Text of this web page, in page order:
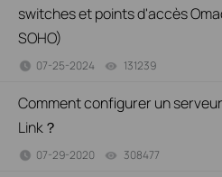
switches et points d'accès
SOHO)
07-25-2024 131239
Comment configurer un
Link？
07-29-2020 308477